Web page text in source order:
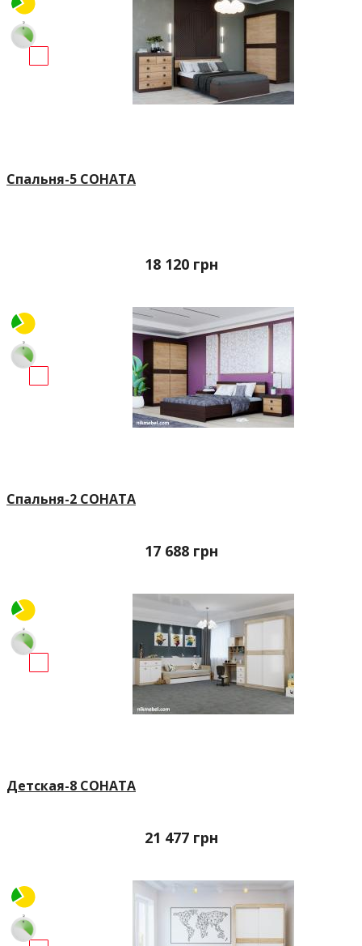
Спальня-5 СОНАТА
18 120 грн
Спальня-2 СОНАТА
17 688 грн
Детская-8 СОНАТА
21 477 грн